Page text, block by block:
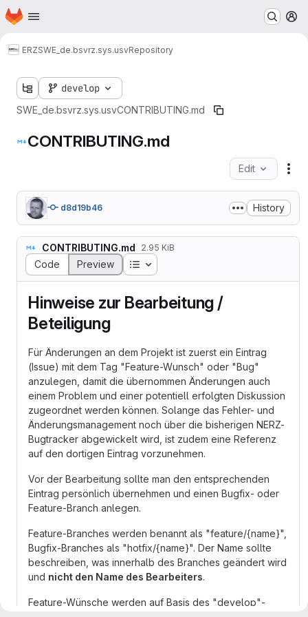
Skip to main content
Homepage
ERZSWE_de.bsvrz.sys.usvRepository
develop
SWE_de.bsvrz.sys.usvCONTRIBUTING.md
CONTRIBUTING.md
Edit
d8d19b46 History
CONTRIBUTING.md 2.95 KiB
Code Preview Table of contents
Hinweise zur Bearbeitung /
Beteiligung
Für Änderungen an dem Projekt ist zuerst ein Eintrag
(Issue) mit dem Tag "Feature-Wunsch" oder "Bug"
anzulegen, damit die übernommen Änderungen auch
einem Problem und einer potentiell erfolgten Diskussion
zugeordnet werden können. Solange das Fehler- und
Änderungsmanagement noch über die bisherigen NERZ-
Bugtracker abgewickelt wird, ist zudem eine Referenz
auf den dortigen Eintrag vorzunehmen.
Vor der Bearbeitung sollte man den entsprechenden
Eintrag persönlich übernehmen und einen Bugfix- oder
Feature-Branch anlegen.
Feature-Branches werden benannt als "feature/{name}",
Bugfix-Branches als "hotfix/{name}". Der Name sollte
beschreiben, was innerhalb des Branches geändert wird
und nicht den Name des Bearbeiters.
Feature-Wünsche werden auf Basis des "develop"-